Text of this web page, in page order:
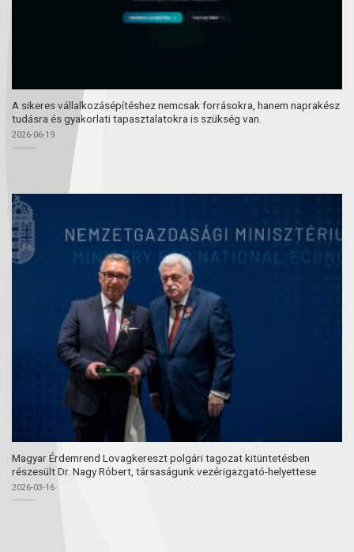
A sikeres vállalkozásépítéshez nemcsak forrásokra, hanem naprakész
tudásra és gyakorlati tapasztalatokra is szükség van.
2026-06-19
Magyar Érdemrend Lovagkereszt polgári tagozat kitüntetésben
részesült Dr. Nagy Róbert, társaságunk vezérigazgató-helyettese
2026-03-16